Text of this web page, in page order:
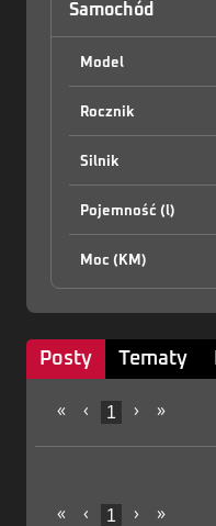
Samochód
Model
Rocznik
Silnik
Pojemność (l)
Moc (KM)
Posty Tematy
« ‹ 1 › »
« ‹ 1 › »